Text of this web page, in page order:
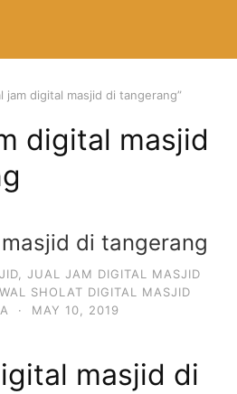
jam digital masjid di tangerang”
digital masjid
di tangerang
JUAL JAM DIGITAL MASJID
SHOLAT DIGITAL MASJID
· MAY 10, 2019
masjid di